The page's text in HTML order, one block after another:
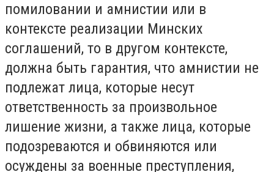
помиловании и амнистии или в
контексте реализации Минских
соглашений, то в другом контексте,
должна быть гарантия, что амнистии не
подлежат лица, которые несут
ответственность за произвольное
лишение жизни, а также лица, которые
подозреваются и обвиняются или
осуждены за военные преступления,